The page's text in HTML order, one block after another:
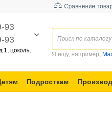
Сравнение
93
93
1, цоколь,
Я ищу, например,
Подросткам